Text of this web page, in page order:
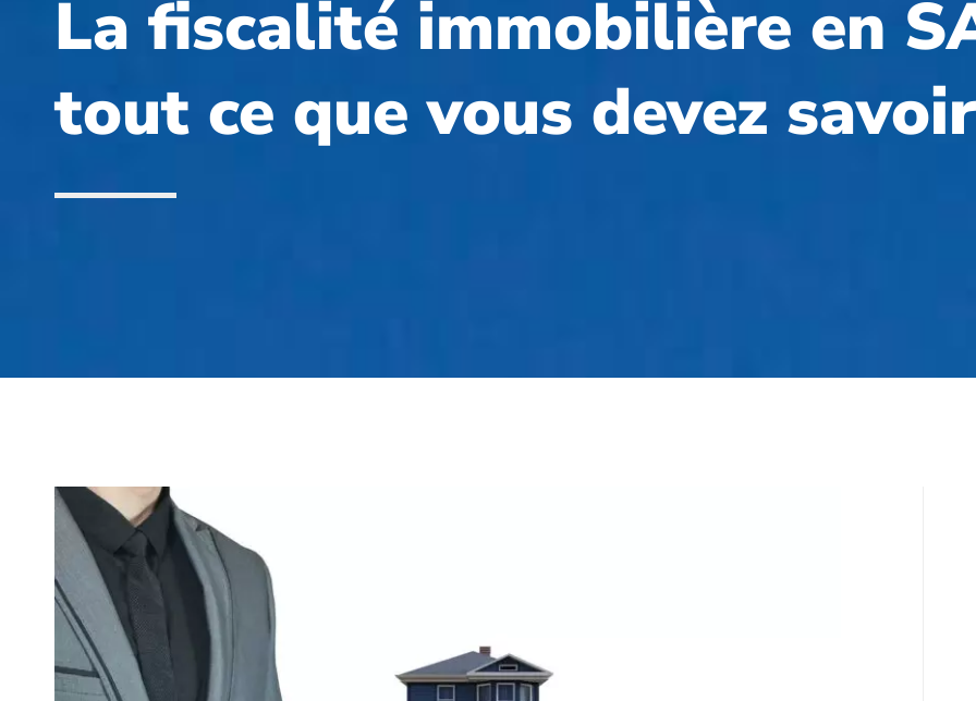
La fiscalité immobilière en
tout ce que vous devez savoir